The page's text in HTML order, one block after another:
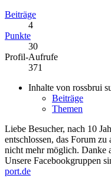
Beiträge
4
Punkte
30
Profil-Aufrufe
371
Inhalte von rossbrui
Beiträge
Themen
Liebe Besucher, nach 10
entschlossen, das Forum
nicht mehr möglich. Danke
Unsere Facebookgruppen
port.de